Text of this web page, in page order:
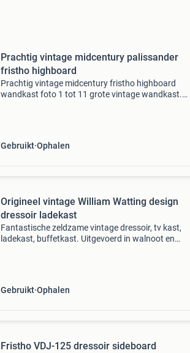
Prachtig vintage midcentury palissander
fristho highboard
Prachtig vintage midcentury fristho highboard
wandkast foto 1 tot 11 grote vintage wandkast.
Gebruikt Ophalen
Origineel vintage William Watting design
dressoir ladekast
Fantastische zeldzame vintage dressoir, tv kast,
ladekast, buffetkast. Uitgevoerd in walnoot en
Gebruikt Ophalen
Fristho VDJ-125 dressoir sideboard